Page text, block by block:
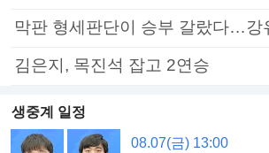
막판 형세판단이 승부 갈랐다…강
김은지, 목진석 잡고 2연승
생중계 일정
08.07(금) 13:00